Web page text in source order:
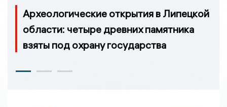
Археологические открытия в Липецкой
области: четыре древних памятника
взяты под охрану государства